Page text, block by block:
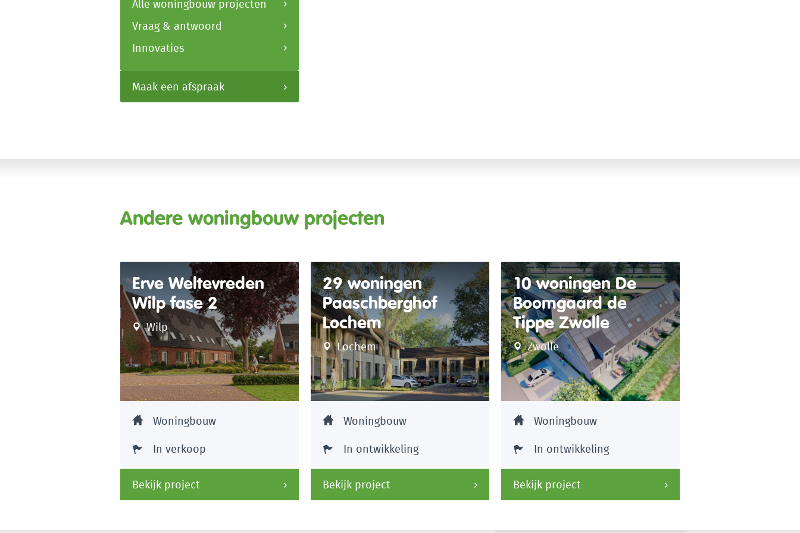
Alle woningbouw projecten
Vraag & antwoord
Innovaties
Maak een afspraak
Andere woningbouw projecten
Erve Weltevreden
Wilp fase 2
Wilp
Woningbouw
In verkoop
Bekijk project
29 woningen
Paaschberghof
Lochem
Lochem
Woningbouw
In ontwikkeling
Bekijk project
10 woningen De
Boomgaard de
Tippe Zwolle
Zwolle
Woningbouw
In ontwikkeling
Bekijk project